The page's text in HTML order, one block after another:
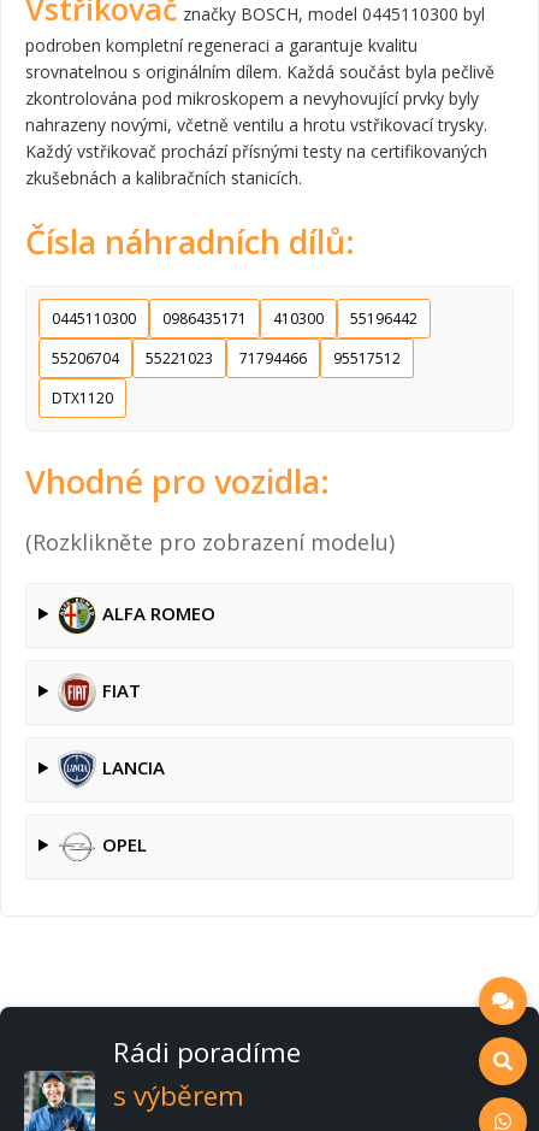
značky BOSCH, model 0445110300 byl
podroben kompletní regeneraci a garantuje kvalitu
srovnatelnou s originálním dílem. Každá součást byla pečlivě
zkontrolována pod mikroskopem a nevyhovující prvky byly
nahrazeny novými, včetně ventilu a hrotu vstřikovací trysky.
Každý vstřikovač prochází přísnými testy na certifikovaných
zkušebnách a kalibračních stanicích.
Čísla náhradních dílů:
0445110300 0986435171 410300
55196442
55206704
55221023 71794466
95517512
DTX1120
Vhodné pro vozidla:
(Rozklikněte pro zobrazení modelu)
ALFA ROMEO
FIAT
LANCIA
OPEL
Rádi poradíme
s výběrem